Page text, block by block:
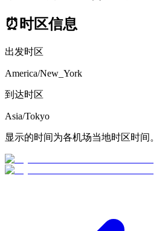
⏰时区信息
出发时区
America/New_York
到达时区
Asia/Tokyo
显示的时间为各机场当地时区时间。